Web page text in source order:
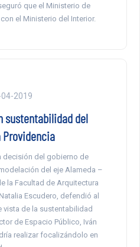
que el Ministerio de
el Ministerio del Interior.
2019
sustentabilidad del
Providencia
decisión del gobierno de
del eje Alameda –
la Facultad de Arquitectura
Escudero, defendió al
de la sustentabilidad
de Espacio Público, Iván
realizar focalizándolo en